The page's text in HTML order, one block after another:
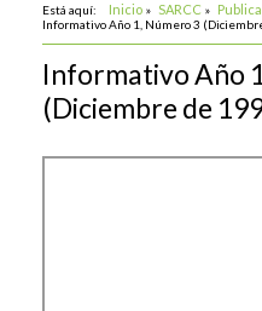
Está aquí: Inicio » SARCC »
Informativo Año 1, Número 3
Informativo Año
(Diciembre de